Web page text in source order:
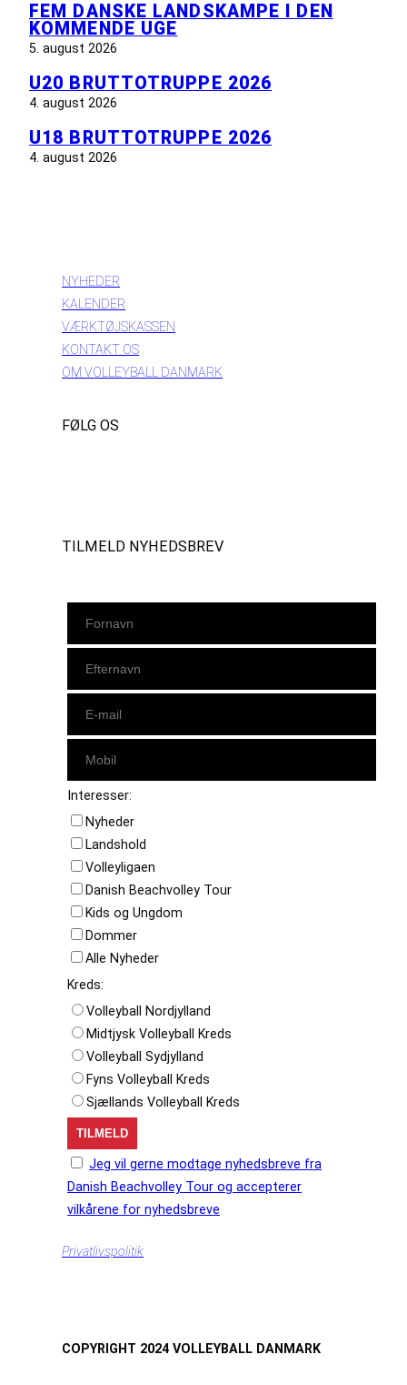
FEM DANSKE LANDSKAMPE I DEN
KOMMENDE UGE
5. august 2026
U20 BRUTTOTRUPPE 2026
4. august 2026
U18 BRUTTOTRUPPE 2026
4. august 2026
NYHEDER
KALENDER
VÆRKTØJSKASSEN
KONTAKT OS
OM VOLLEYBALL DANMARK
FØLG OS
TILMELD NYHEDSBREV
Interesser:
Nyheder
Landshold
Volleyligaen
Danish Beachvolley Tour
Kids og Ungdom
Dommer
Alle Nyheder
Kreds:
Volleyball Nordjylland
Midtjysk Volleyball Kreds
Volleyball Sydjylland
Fyns Volleyball Kreds
Sjællands Volleyball Kreds
Jeg vil gerne modtage nyhedsbreve fra
Danish Beachvolley Tour og accepterer
vilkårene for nyhedsbreve
Privatlivspolitik
COPYRIGHT 2024 VOLLEYBALL DANMARK